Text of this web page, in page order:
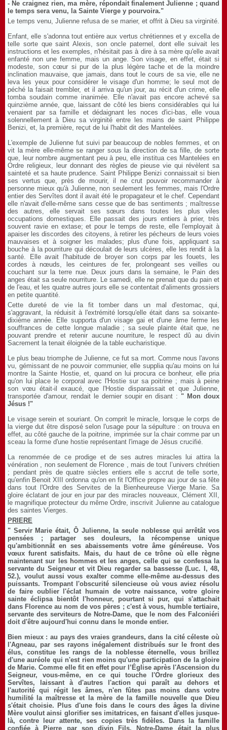
- Ne craignez rien, ma mère, répondait finalement Julienne ; quand
le temps sera venu, la Sainte Vierge y pourvoira."
Le temps venu, Julienne refusa de se marier, et offrit à Dieu sa virginité.
Enfant, elle s'adonna tout entière aux vertus chrétiennes et y excella de
telle sorte que saint Alexis, son oncle paternel, dont elle suivait les
instructions et les exemples, n'hésitait pas à dire à sa mère qu'elle avait
enfanté non une femme, mais un ange. Son visage, en effet, était si
modeste, son cœur si pur de la plus légère tache et de la moindre
inclination mauvaise, que jamais, dans tout le cours de sa vie, elle ne
leva les yeux pour considérer le visage d'un homme; le seul mot de
péché la faisait trembler, et il arriva qu'un jour, au récit d'un crime, elle
tomba soudain comme inanimée. Elle n'avait pas encore achevé sa
quinzième année, que, laissant de côté les biens considérables qui lui
venaient par sa famille et dédaignant les noces d'ici-bas, elle voua
solennellement à Dieu sa virginité entre les mains de saint Philippe
Benizi, et, la première, reçut de lui l'habit dit des Mantelées.
L'exemple de Julienne fut suivi par beaucoup de nobles femmes, et on
vit la mère elle-même se ranger sous la direction de sa fille, de sorte
que, leur nombre augmentant peu à peu, elle institua ces Mantelées en
Ordre religieux, leur donnant des règles de pieuse vie qui révèlent sa
sainteté et sa haute prudence. Saint Philippe Benizi connaissait si bien
ses vertus que, près de mourir, il ne crut pouvoir recommander à
personne mieux qu'à Julienne, non seulement les femmes, mais l'Ordre
entier des Servîtes dont il avait été le propagateur et le chef. Cependant
elle n'avait d'elle-même sans cesse que de bas sentiments ; maîtresse
des autres, elle servait ses sœurs dans toutes les plus viles
occupations domestiques. Elle passait des jours entiers à prier, très
souvent ravie en extase; et pour le temps de reste, elle l'employait à
apaiser les discordes des citoyens, à retirer les pécheurs de leurs voies
mauvaises et à soigner les malades; plus d'une fois, appliquant sa
bouche à la pourriture qui découlait de leurs ulcères, elle les rendit à la
santé. Elle avait l'habitude de broyer son corps par les fouets, les
cordes à nœuds, les ceintures de fer, prolongeant ses veilles ou
couchant sur la terre nue. Deux jours dans la semaine, le Pain des
anges était sa seule nourriture. Le samedi, elle ne prenait que du pain et
de l'eau, et les quatre autres jours elle se contentait d'aliments grossiers
en petite quantité.
Cette dureté de vie la fit tomber dans un mal d'estomac, qui,
s'aggravant, la réduisit à l'extrémité lorsqu'elle était dans sa soixante-
dixième année. Elle supporta d'un visage gai et d'une âme ferme les
souffrances de cette longue maladie ; sa seule plainte était que, ne
pouvant prendre et retenir aucune nourriture, le respect dû au divin
Sacrement la tenait éloignée de la table eucharistique.
Le plus beau triomphe de Julienne, ce fut sa mort. Comme nous l'avons
vu, gémissant de ne pouvoir communier, elle supplia qu'au moins on lui
montre la Sainte Hostie, et, quand on lui procura ce bonheur, elle pria
qu'on lui place le corporal avec l'Hostie sur sa poitrine ; mais à peine
son vœu était-il exaucé, que l'Hostie disparaissait et que Julienne,
transportée d'amour, rendait le dernier soupir en disant : " Mon doux
Jésus !"
Le visage serein et souriant. On comprit le miracle, lorsque le corps de
la vierge dut être disposé selon l'usage pour la sépulture : on trouva en
effet, au côté gauche de la poitrine, imprimée sur la chair comme par un
sceau la forme d'une hostie représentant l'image de Jésus crucifié.
La renommée de ce prodige et de ses autres miracles lui attira la
vénération , non seulement de Florence , mais de tout l’univers chrétien
; pendant près de quatre siècles entiers elle s accrut de telle sorte,
qu'enfin Benoit XIII ordonna qu'on en fit l'Office propre au jour de sa fête
dans tout l'Ordre des Servites de la Bienheureuse Vierge Marie. Sa
gloire éclatant de jour en jour par des miracles nouveaux, Clément XII,
le magnifique protecteur du même Ordre, inscrivit Julienne au catalogue
des saintes Vierges.
PRIERE
" Servir Marie était, Ô Julienne, la seule noblesse qui arrêtât vos
pensées ; partager ses douleurs, la récompense unique
qu'ambitionnât en ses abaissements votre âme généreuse. Vos
vœux furent satisfaits. Mais, du haut de ce trône où elle règne
maintenant sur les hommes et les anges, celle qui se confessa la
servante du Seigneur et vit Dieu regarder sa bassesse (Luc. I, 48,
52.), voulut aussi vous exalter comme elle-même au-dessus des
puissants. Trompant l'obscurité silencieuse où vous aviez résolu
de faire oublier l'éclat humain de votre naissance, votre gloire
sainte éclipsa bientôt l'honneur, pourtant si pur, qui s'attachait
dans Florence au nom de vos pères ; c'est à vous, humble tertiaire,
servante des serviteurs de Notre-Dame, que le nom des Falconiéri
doit d'être aujourd'hui connu dans le monde entier.
Bien mieux : au pays des vraies grandeurs, dans la cité céleste où
l'Agneau, par ses rayons inégalement distribués sur le front des
élus, constitue les rangs de la noblesse éternelle, vous brillez
d'une auréole qui n'est rien moins qu'une participation de la gloire
de Marie. Comme elle fit en effet pour l’Église après l'Ascension du
Seigneur, vous-même, en ce qui touche l'Ordre glorieux des
Servîtes, laissant à d'autres l'action qui paraît au dehors et
l'autorité qui régit les âmes, n'en fûtes pas moins dans votre
humilité la maîtresse et la mère de la famille nouvelle que Dieu
s'était choisie. Plus d'une fois dans le cours des âges la divine
Mère voulut ainsi glorifier ses imitatrices, en faisant d'elles jusque-
là, contre leur attente, ses copies très fidèles. Dans la famille
confiée à Pierre par son divin Fils, Notre-Dame était la plus